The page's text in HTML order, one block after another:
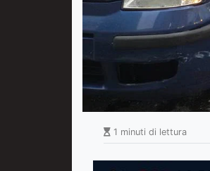
1 minuti di lettura